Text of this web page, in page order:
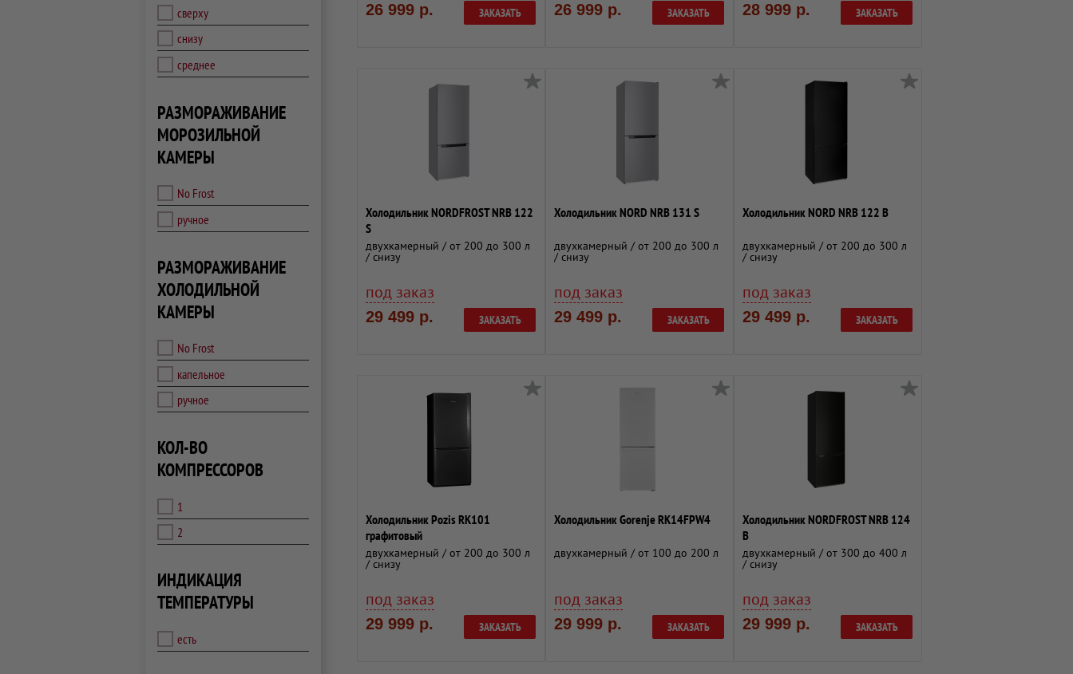
сверху
снизу
среднее
РАЗМОРАЖИВАНИЕ
МОРОЗИЛЬНОЙ
КАМЕРЫ
No Frost
ручное
РАЗМОРАЖИВАНИЕ
ХОЛОДИЛЬНОЙ
КАМЕРЫ
No Frost
капельное
ручное
КОЛ-ВО
КОМПРЕССОРОВ
1
2
ИНДИКАЦИЯ
ТЕМПЕРАТУРЫ
есть
26 999 р. ЗАКАЗАТЬ 26 999 р. ЗАКАЗАТЬ 28 999 р. ЗАКАЗАТЬ
Холодильник NORDFROST NRB 122
S
двухкамерный / от 200 до 300 л
/ снизу
под заказ
29 499 р. ЗАКАЗАТЬ
Холодильник NORD NRB 131 S
двухкамерный / от 200 до 300 л
/ снизу
под заказ
29 499 р. ЗАКАЗАТЬ
Холодильник NORD NRB 122 B
двухкамерный / от 200 до 300 л
/ снизу
под заказ
29 499 р. ЗАКАЗАТЬ
Холодильник Pozis RK101
графитовый
двухкамерный / от 200 до 300 л
/ снизу
под заказ
29 999 р. ЗАКАЗАТЬ
Холодильник Gorenje RK14FPW4
двухкамерный / от 100 до 200 л
под заказ
29 999 р. ЗАКАЗАТЬ
Холодильник NORDFROST NRB 124
B
двухкамерный / от 300 до 400 л
/ снизу
под заказ
29 999 р. ЗАКАЗАТЬ